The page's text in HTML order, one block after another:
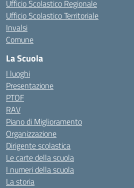
Ufficio Scolastico Regionale
Ufficio Scolastico Territoriale
Invalsi
Comune
La Scuola
I luoghi
Presentazione
PTOF
RAV
Piano di Miglioramento
Organizzazione
Dirigente scolastica
Le carte della scuola
I numeri della scuola
La storia